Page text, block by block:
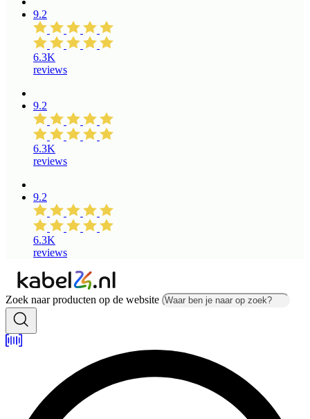
9.2
6.3K
reviews
9.2
6.3K
reviews
9.2
6.3K
reviews
Zoek naar producten op de website